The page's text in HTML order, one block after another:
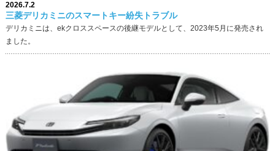
2026.7.2
三菱デリカミニのスマートキー紛失トラブル
デリカミニは、ekクロススペースの後継モデルとして、2023年5月に発売され
ました。